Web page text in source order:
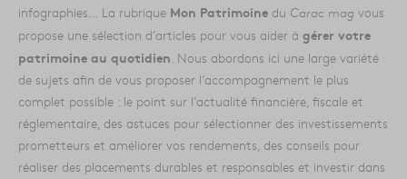
infographies… La rubrique Mon Patrimoine du Carac mag vous
propose une sélection d’articles pour vous aider à gérer votre
patrimoine au quotidien. Nous abordons ici une large variété
de sujets afin de vous proposer l’accompagnement le plus
complet possible : le point sur l’actualité financière, fiscale et
réglementaire, des astuces pour sélectionner des investissements
prometteurs et améliorer vos rendements, des conseils pour
réaliser des placements durables et responsables et investir dans